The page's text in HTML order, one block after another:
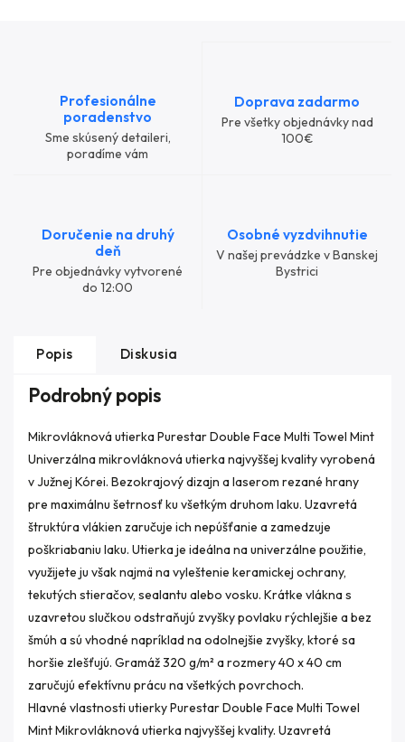
Profesionálne
poradenstvo
Sme skúsený detaileri,
poradíme vám
Doprava zadarmo
Pre všetky objednávky nad
100€
Doručenie na druhý
deň
Pre objednávky vytvorené
do 12:00
Osobné vyzdvihnutie
V našej prevádzke v Banskej
Bystrici
Popis Diskusia
Podrobný popis
Mikrovláknová utierka Purestar Double Face Multi Towel Mint
Univerzálna mikrovláknová utierka najvyššej kvality vyrobená
v Južnej Kórei. Bezokrajový dizajn a laserom rezané hrany
pre maximálnu šetrnosť ku všetkým druhom laku. Uzavretá
štruktúra vlákien zaručuje ich nepúšťanie a zamedzuje
poškriabaniu laku. Utierka je ideálna na univerzálne použitie,
využijete ju však najmä na vyleštenie keramickej ochrany,
tekutých stieračov, sealantu alebo vosku. Krátke vlákna s
uzavretou slučkou odstraňujú zvyšky povlaku rýchlejšie a bez
šmúh a sú vhodné napríklad na odolnejšie zvyšky, ktoré sa
horšie zlešťujú. Gramáž 320 g/m² a rozmery 40 x 40 cm
zaručujú efektívnu prácu na všetkých povrchoch.
Hlavné vlastnosti utierky Purestar Double Face Multi Towel
Mint Mikrovláknová utierka najvyššej kvality. Uzavretá